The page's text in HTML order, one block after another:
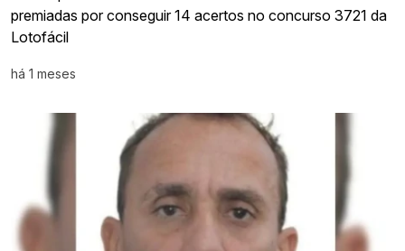
premiadas por conseguir 14 acertos no concurso 3721 da
Lotofácil
há 1 meses